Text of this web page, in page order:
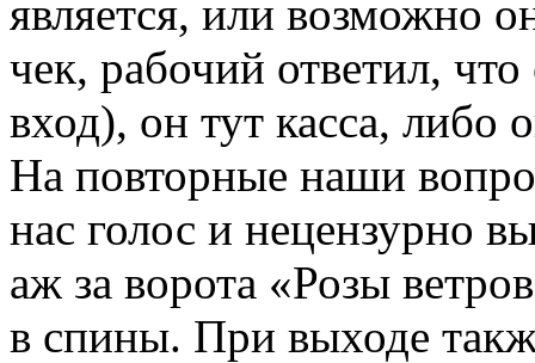
является, или возможно
чек, рабочий ответил,
вход), он тут касса, либо
На повторные наши
нас голос и нецензурно
аж за ворота «Розы
в спины. При выходе